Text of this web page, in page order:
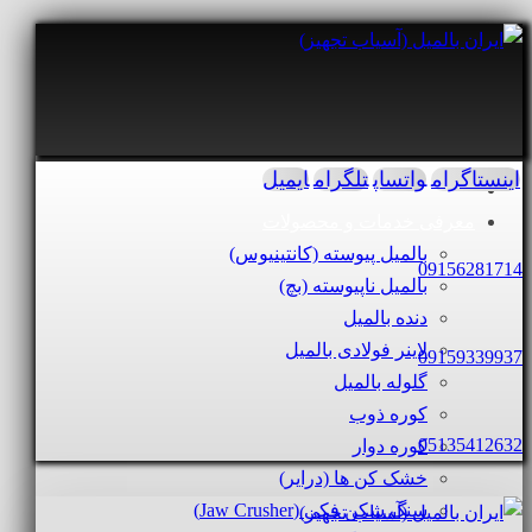
بالمیل پیوسته (کانتینیوس)
بالمیل ناپیوسته (بچ)
دنده بالمیل
لاینر فولادی بالمیل
گلوله بالمیل
کوره ذوب
کوره دوار
خشک کن ها (درایر)
سنگ شکن فکی (Jaw Crusher)
اینستاگرام واتساپ تلگرام ایمیل
09156281714
09159339937
05135412632